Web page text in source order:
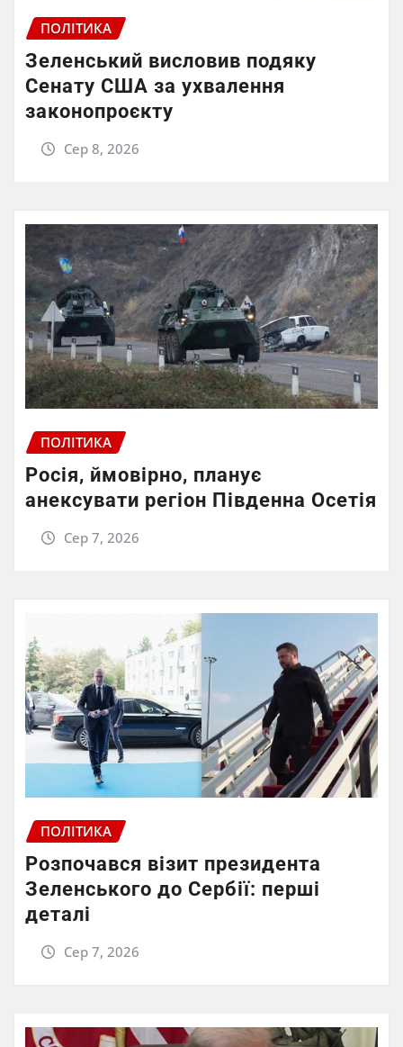
ПОЛІТИКА
Зеленський висловив подяку
Сенату США за ухвалення
законопроєкту
Сер 8, 2026
ПОЛІТИКА
Росія, ймовірно, планує
анексувати регіон Південна Осетія
Сер 7, 2026
ПОЛІТИКА
Розпочався візит президента
Зеленського до Сербії: перші
деталі
Сер 7, 2026